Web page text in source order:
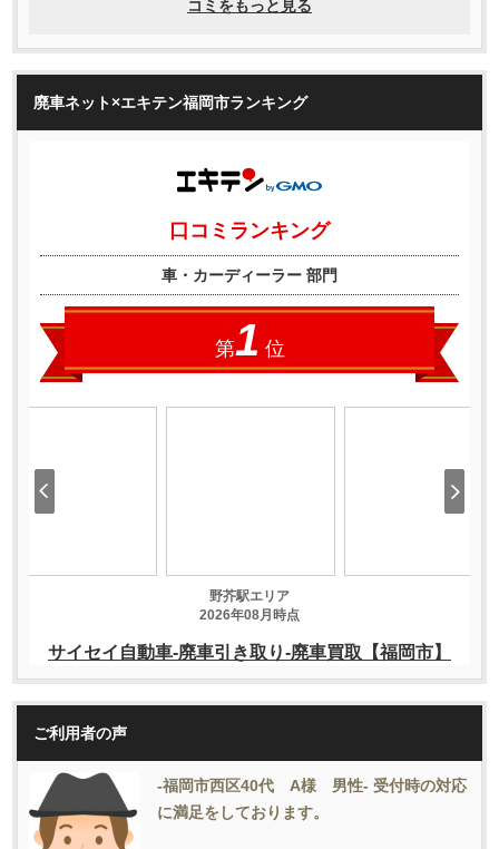
廃車ネット×エキテン福岡市ランキング
ご利用者の声
-福岡市西区40代 A様 男性- 受付時の対応
に満足をしております。